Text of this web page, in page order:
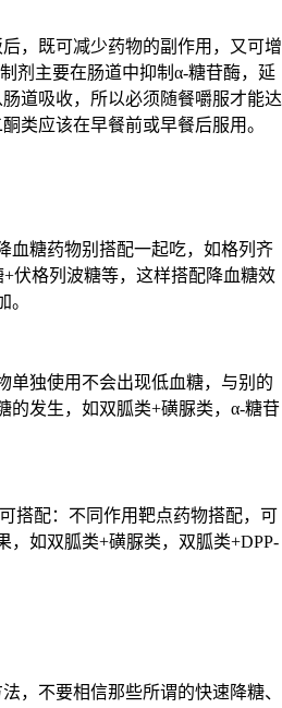
，既可减少药物的副作用，又可增
剂主要在肠道中抑制α-糖苷酶，延
道吸收，所以必须随餐嚼服才能达
类应该在早餐前或早餐后服用。
血糖药物别搭配一起吃，如格列齐
伏格列波糖等，这样搭配降血糖效
。
单独使用不会出现低血糖，与别的
的发生，如双胍类+磺脲类，α-糖苷
搭配：不同作用靶点药物搭配，可
，如双胍类+磺脲类，双胍类+DPP-
，不要相信那些所谓的快速降糖、